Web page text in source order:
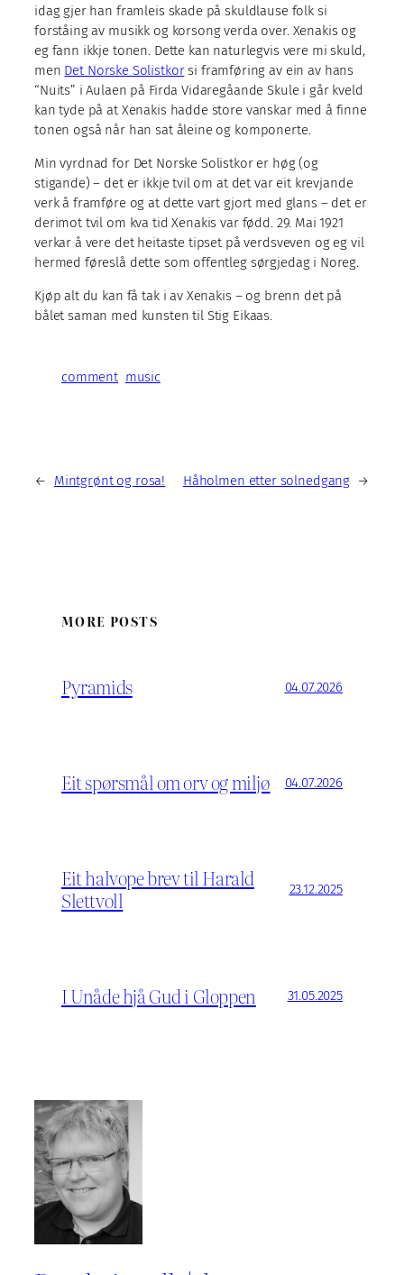
idag gjer han framleis skade på skuldlause folk si
forståing av musikk og korsong verda over. Xenakis og
eg fann ikkje tonen. Dette kan naturlegvis vere mi skuld,
men Det Norske Solistkorsi framføring av ein av hans
“Nuits” i Aulaen på Firda Vidaregåande Skule i går kveld
kan tyde på at Xenakis hadde store vanskar med å finne
tonen også når han sat åleine og komponerte.
Min vyrdnad for Det Norske Solistkor er høg (og
stigande) – det er ikkje tvil om at det var eit krevjande
verk å framføre og at dette vart gjort med glans – det er
derimot tvil om kva tid Xenakis var fødd. 29. Mai 1921
verkar å vere det heitaste tipset på verdsveven og eg vil
hermed føreslå dette som offentleg sørgjedag i Noreg.
Kjøp alt du kan få tak i av Xenakis – og brenn det på
bålet saman med kunsten til Stig Eikaas.
comment music
← Mintgrønt og rosa! Håholmen etter solnedgang →
MORE POSTS
Pyramids 04.07.2026
Eit spørsmål om orv og miljø 04.07.2026
Eit halvope brev til Harald
Slettvoll
23.12.2025
I Unåde hjå Gud i Gloppen 31.05.2025